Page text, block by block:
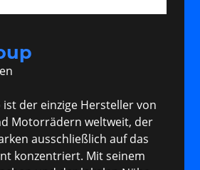
ist der einzige Hersteller von
Motorrädern weltweit, der
ausschließlich auf das
konzentriert. Mit seinem